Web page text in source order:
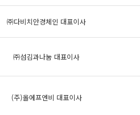
㈜다비치안경체인 대표이사
㈜섬김과나눔 대표이사
(주)올에프엔비 대표이사